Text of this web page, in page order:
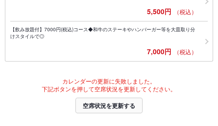
5,500円 （税込）
【飲み放題付】7000円(税込)コース◆和牛のステーキやハンバーガー等を大皿取り分
けスタイルで◎
7,000円 （税込）
カレンダーの更新に失敗しました。
下記ボタンを押して空席状況を更新してください。
空席状況を更新する